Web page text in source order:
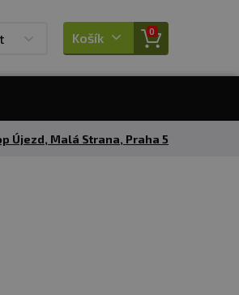
Košík 0
Újezd, Malá Strana, Praha 5